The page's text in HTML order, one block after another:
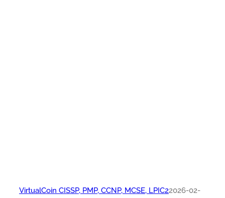
VirtualCoin CISSP, PMP, CCNP, MCSE, LPIC22026-02-